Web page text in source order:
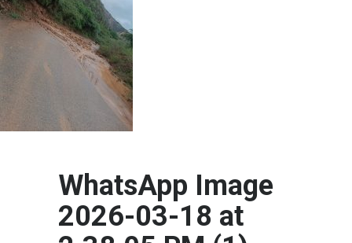
WhatsApp Image
2026-03-18 at